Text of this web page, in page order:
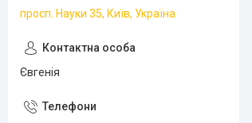
просп. Науки 35, Київ, Україна
Євгенія